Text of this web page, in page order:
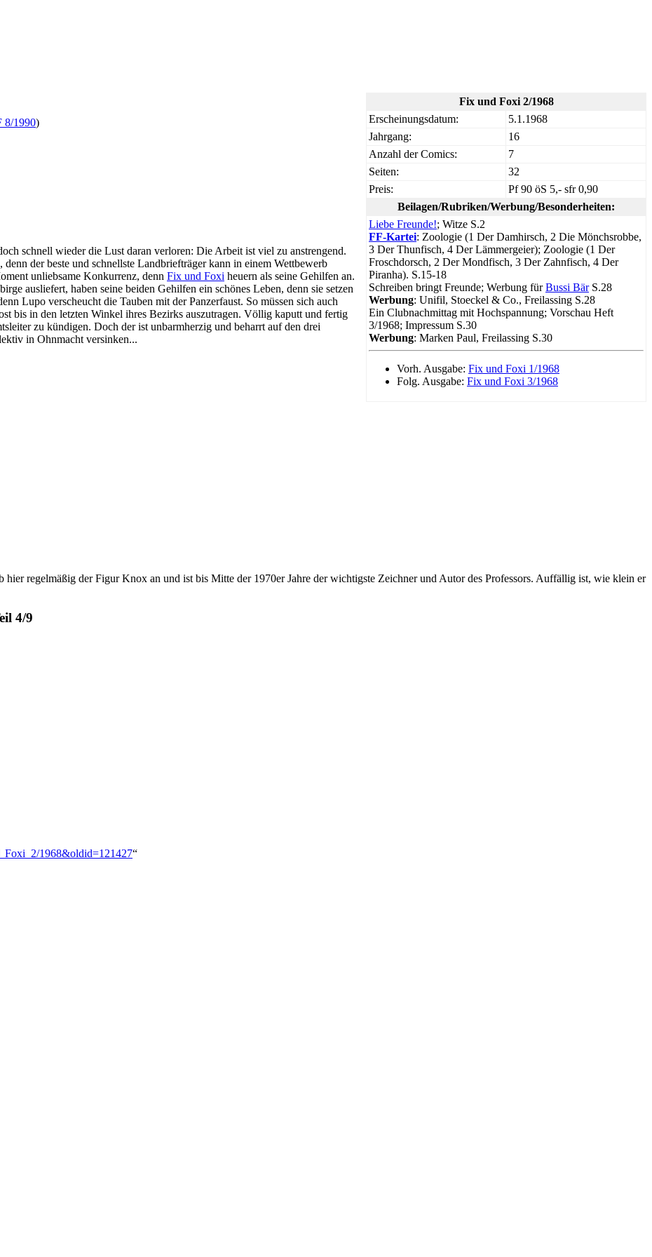
Fix und Foxi 2/1968
Erscheinungsdatum:
5.1.1968
Jahrgang:
16
Anzahl der Comics:
7
Seiten:
32
Preis:
Pf 90 öS 5,- sfr 0,90
Beilagen/Rubriken/Werbung/Besonderheiten:
Liebe Freunde!; Witze S.2
FF-Kartei: Zoologie (1 Der Damhirsch, 2 Die Mönchsrobbe,
3 Der Thunfisch, 4 Der Lämmergeier); Zoologie (1 Der
Froschdorsch, 2 Der Mondfisch, 3 Der Zahnfisch, 4 Der
Piranha). S.15-18
Schreiben bringt Freunde; Werbung fürBussi BärS.28
Werbung: Unifil, Stoeckel & Co., Freilassing S.28
Ein Clubnachmittag mit Hochspannung; Vorschau Heft
3/1968; Impressum S.30
Werbung: Marken Paul, Freilassing S.30
Vorh. Ausgabe: Fix und Foxi 1/1968
Folg. Ausgabe: Fix und Foxi 3/1968
8/1990)
schnell wieder die Lust daran verloren: Die Arbeit ist viel zu anstrengend.
der beste und schnellste Landbriefträger kann in einem Wettbewerb
unliebsame Konkurrenz, denn Fix und Foxi heuern als seine Gehilfen an.
ausliefert, haben seine beiden Gehilfen ein schönes Leben, denn sie setzen
Lupo verscheucht die Tauben mit der Panzerfaust. So müssen sich auch
bis in den letzten Winkel ihres Bezirks auszutragen. Völlig kaputt und fertig
zu kündigen. Doch der ist unbarmherzig und beharrt auf den drei
in Ohnmacht versinken...
regelmäßig der Figur Knox an und ist bis Mitte der 1970er Jahre der wichtigste Zeichner und Autor des Professors. Auffällig ist, wie klein er
4/9
1968&oldid=121427“